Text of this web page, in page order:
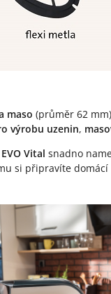
maso (průměr 62
výrobu uzenin,
Vital snadno
si připravíte